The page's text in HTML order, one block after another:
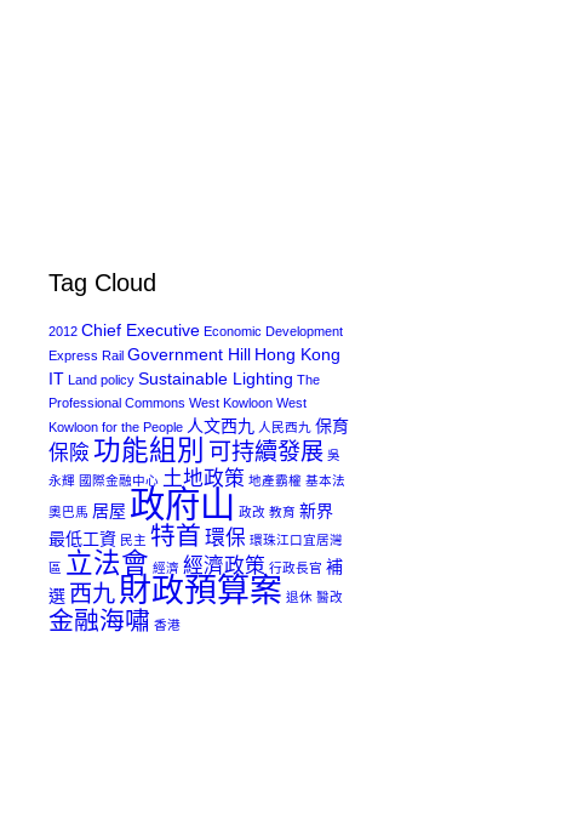
Tag Cloud
2012 Chief Executive Economic Development
Express Rail Government Hill Hong Kong
IT Land policy Sustainable Lighting The
Professional Commons West Kowloon West
Kowloon for the People 人文西九 人民西九 保育
保險 功能組別 可持續發展 吳
永輝 國際金融中心 土地政策 地產霸權 基本法
奧巴馬 居屋 政府山 政改 教育 新界
最低工資 民主 特首 環保 環珠江口宜居灣
區 立法會 經濟 經濟政策 行政長官 補
選 西九財政預算案 退休 醫改
金融海嘯 香港